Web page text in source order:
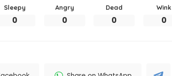
Sleepy
0
Angry
0
Dead
0
Wink
0